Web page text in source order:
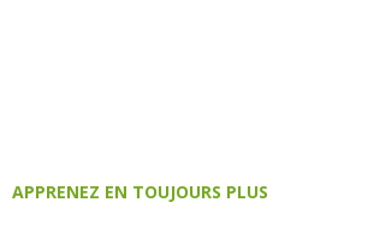
APPRENEZ EN TOUJOURS PLUS